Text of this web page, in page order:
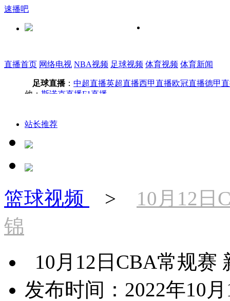
速播吧
直播首页 网络电视 NBA视频 足球视频 体育视频 体育新闻
足球直播： 中超直播英超直播西甲直播欧冠直播德甲
他： 斯诺克直播F1直播
站长推荐
篮球视频 > 10月12日
锦
10月12日CBA常规赛
发布时间：2022年10